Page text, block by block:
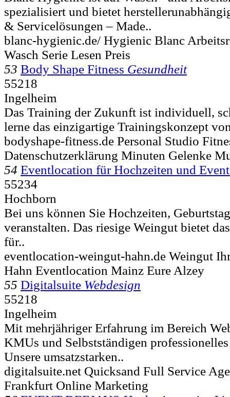
spezialisiert und bietet
& Servicelösungen – Made..
blanc-hygienic.de/ Hygienic Blanc
Wasch Serie Lesen Preis
53 Body Shape Fitness Gesundheit
55218
Ingelheim
Das Training der Zukunft ist individuell,
lerne das einzigartige Trainingskonzept
bodyshape-fitness.de Personal Studio
Datenschutzerklärung Minuten Gelenke
54 Eventlocation für Hochzeiten und
55234
Hochborn
Bei uns können Sie Hochzeiten,
veranstalten. Das riesige Weingut bietet
für..
eventlocation-weingut-hahn.de Weingut
Hahn Eventlocation Mainz Eure Alzey
55 Digitalsuite Webdesign
55218
Ingelheim
Mit mehrjähriger Erfahrung im Bereich
KMUs und Selbstständigen
Unsere umsatzstarken..
digitalsuite.net Quicksand Full Service
Frankfurt Online Marketing